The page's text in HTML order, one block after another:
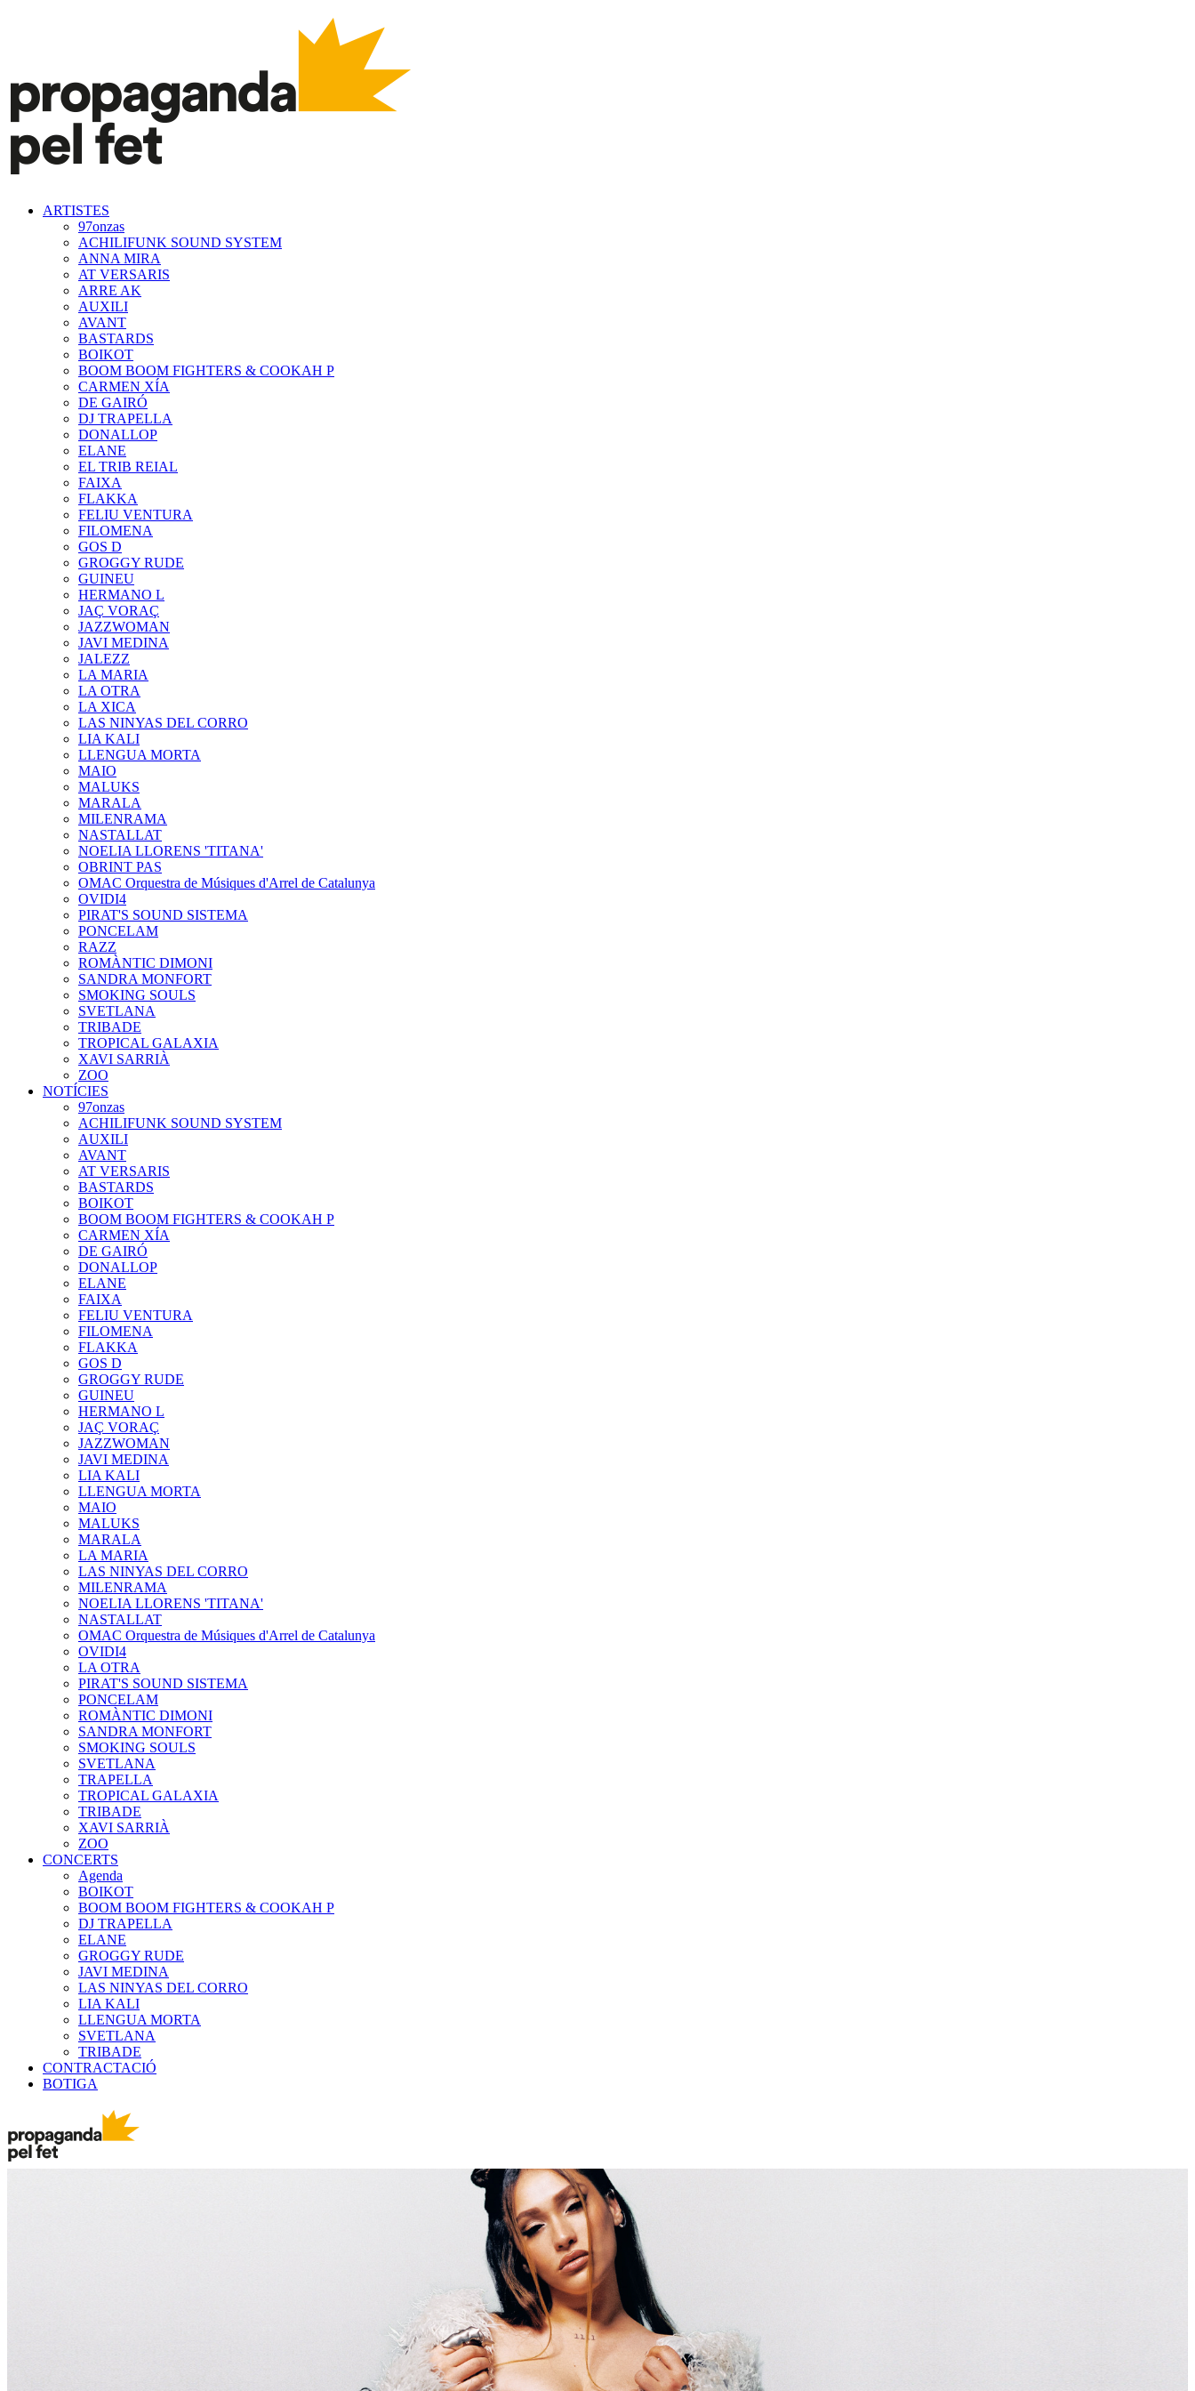
ARTISTES
97onzas
ACHILIFUNK SOUND SYSTEM
ANNA MIRA
AT VERSARIS
ARRE AK
AUXILI
AVANT
BASTARDS
BOIKOT
BOOM BOOM FIGHTERS & COOKAH P
CARMEN XÍA
DE GAIRÓ
DJ TRAPELLA
DONALLOP
ELANE
EL TRIB REIAL
FAIXA
FLAKKA
FELIU VENTURA
FILOMENA
GOS D
GROGGY RUDE
GUINEU
HERMANO L
JAÇ VORAÇ
JAZZWOMAN
JAVI MEDINA
JALEZZ
LA MARIA
LA OTRA
LA XICA
LAS NINYAS DEL CORRO
LIA KALI
LLENGUA MORTA
MAIO
MALUKS
MARALA
MILENRAMA
NASTALLAT
NOELIA LLORENS 'TITANA'
OBRINT PAS
OMAC Orquestra de Músiques d'Arrel de Catalunya
OVIDI4
PIRAT'S SOUND SISTEMA
PONCELAM
RAZZ
ROMÀNTIC DIMONI
SANDRA MONFORT
SMOKING SOULS
SVETLANA
TRIBADE
TROPICAL GALAXIA
XAVI SARRIÀ
ZOO
NOTÍCIES
97onzas
ACHILIFUNK SOUND SYSTEM
AUXILI
AVANT
AT VERSARIS
BASTARDS
BOIKOT
BOOM BOOM FIGHTERS & COOKAH P
CARMEN XÍA
DE GAIRÓ
DONALLOP
ELANE
FAIXA
FELIU VENTURA
FILOMENA
FLAKKA
GOS D
GROGGY RUDE
GUINEU
HERMANO L
JAÇ VORAÇ
JAZZWOMAN
JAVI MEDINA
LIA KALI
LLENGUA MORTA
MAIO
MALUKS
MARALA
LA MARIA
LAS NINYAS DEL CORRO
MILENRAMA
NOELIA LLORENS 'TITANA'
NASTALLAT
OMAC Orquestra de Músiques d'Arrel de Catalunya
OVIDI4
LA OTRA
PIRAT'S SOUND SISTEMA
PONCELAM
ROMÀNTIC DIMONI
SANDRA MONFORT
SMOKING SOULS
SVETLANA
TRAPELLA
TROPICAL GALAXIA
TRIBADE
XAVI SARRIÀ
ZOO
CONCERTS
Agenda
BOIKOT
BOOM BOOM FIGHTERS & COOKAH P
DJ TRAPELLA
ELANE
GROGGY RUDE
JAVI MEDINA
LAS NINYAS DEL CORRO
LIA KALI
LLENGUA MORTA
SVETLANA
TRIBADE
CONTRACTACIÓ
BOTIGA